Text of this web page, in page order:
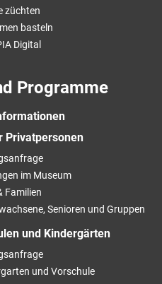
züchten
basteln
Digital
Programme
Privatpersonen
im Museum
Familien
Senioren und Gruppen
und Kindergärten
und Vorschule